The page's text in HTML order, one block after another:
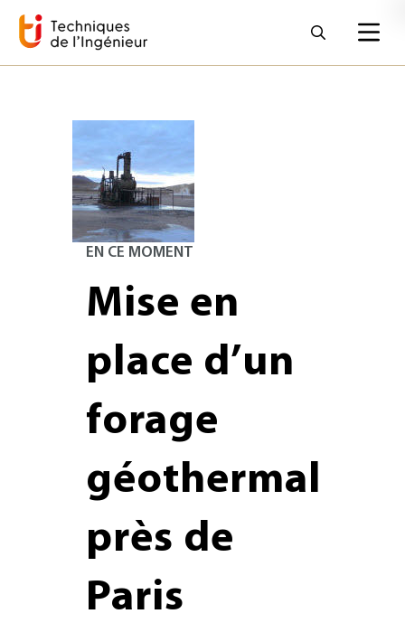
EN CE MOMENT
Mise en
place d’un
forage
géothermal
près de
Paris
1 milliard d’euros investis sur deux ans
Un potentiel important en Ile de France